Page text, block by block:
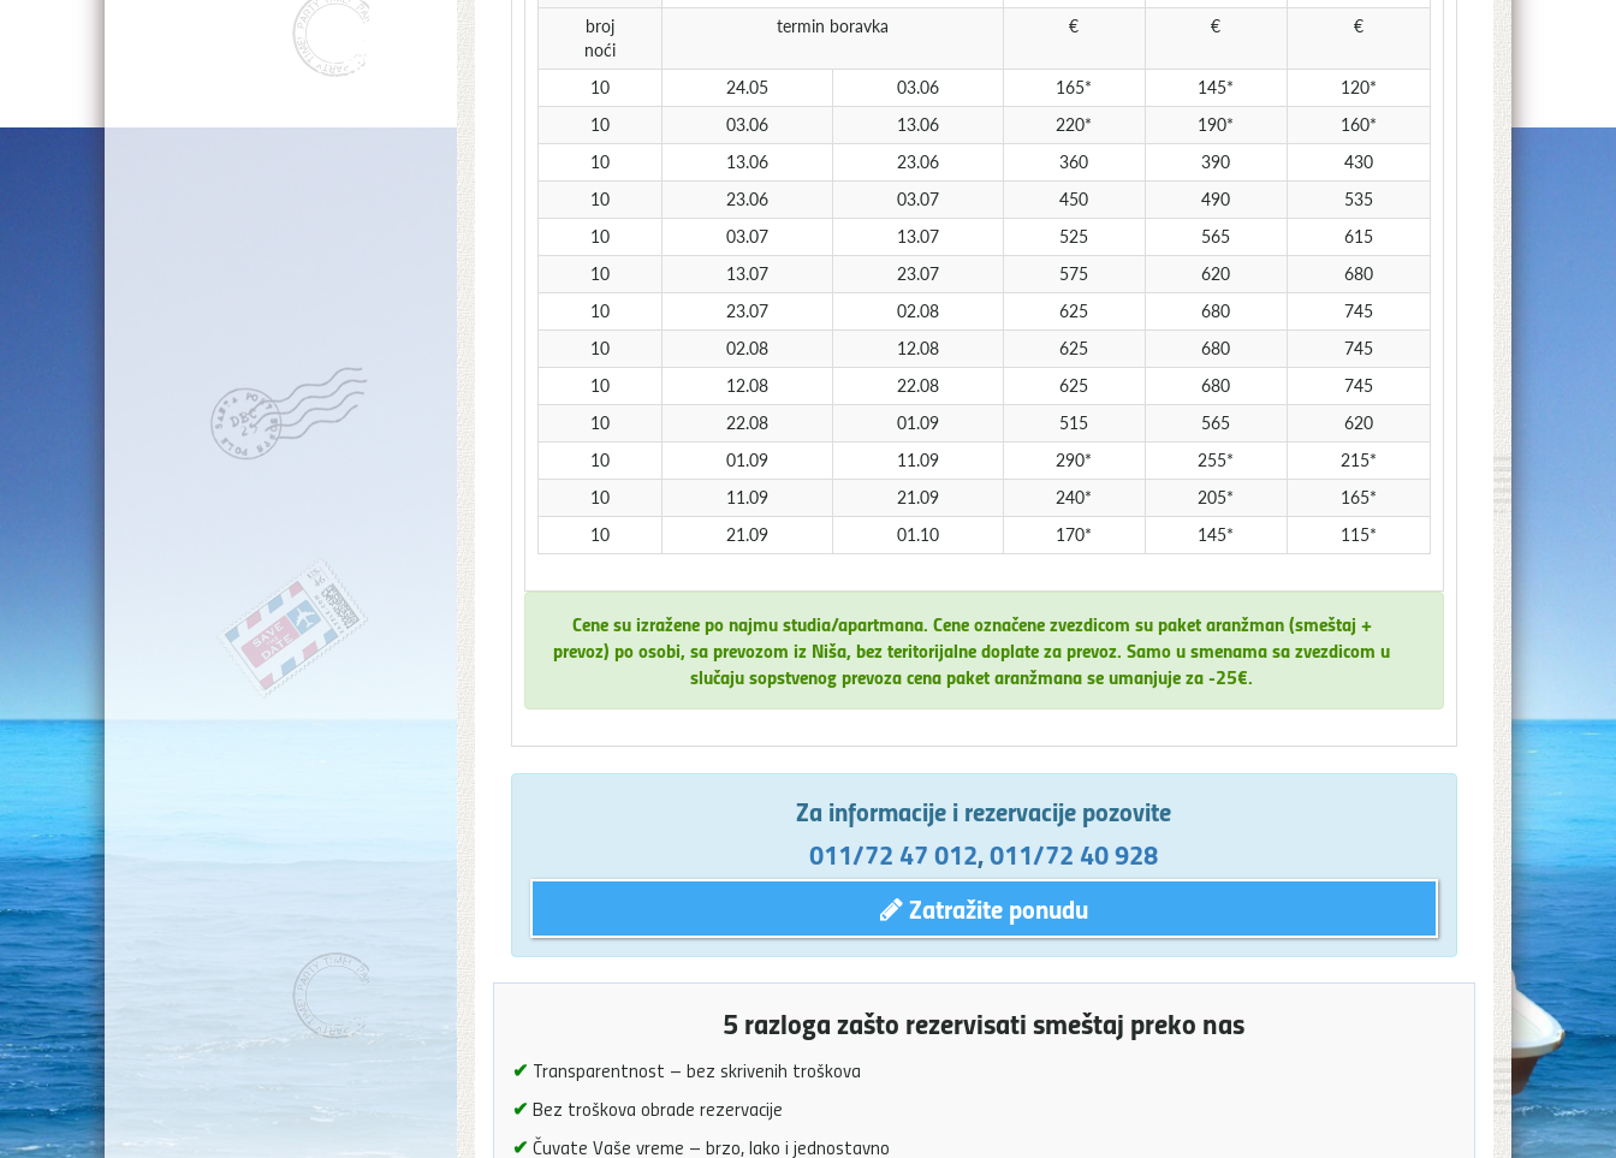
broj
noći
termin boravka € € €
10 24.05 03.06 165* 145*
120*
10
03.06 13.06 220* 190*
160*
10
13.06 23.06 360 390
430
10
23.06 03.07 450 490
535
10
03.07 13.07 525 565
615
10
13.07 23.07 575 620
680
10
23.07 02.08 625 680
745
10
02.08 12.08 625 680
745
10
12.08 22.08 625 680
745
10
22.08 01.09 515 565
620
10
01.09 11.09 290* 255*
215*
10
11.09 21.09 240* 205*
165*
10
21.09 01.10 170* 145* 115*
Cene su izražene po najmu studia/apartmana. Cene označene zvezdicom su paket aranžman (smeštaj +
prevoz) po osobi, sa prevozom iz Niša, bez teritorijalne doplate za prevoz. Samo u smenama sa zvezdicom u
slučaju sopstvenog prevoza cena paket aranžmana se umanjuje za -25€.
Za informacije i rezervacije pozovite
011/72 47 012,011/72 40 928
Zatražite ponudu
5 razloga zašto rezervisati smeštaj preko nas
✔ Transparentnost – bez skrivenih troškova
✔ Bez troškova obrade rezervacije
✔ Čuvate Vaše vreme – brzo, lako i jednostavno